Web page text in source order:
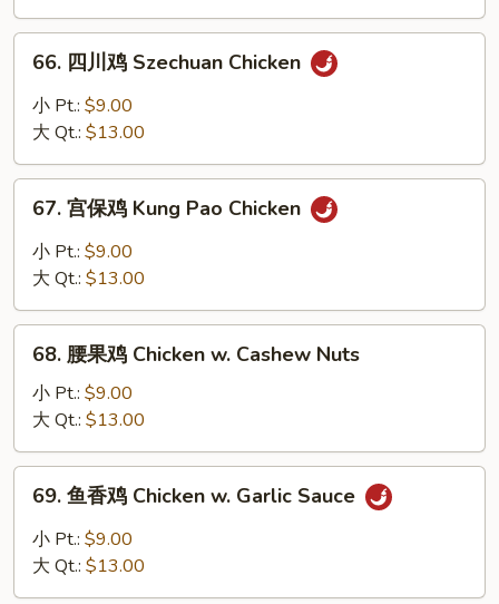
Chicken
66.
Chicken
66. 四川鸡 Szechuan Chicken
小 Pt.: $9.00
大 Qt.: $13.00
67.
Pao
Chicken
67. 宫保鸡 Kung Pao Chicken
小 Pt.: $9.00
大 Qt.: $13.00
68.
Chicken
w.
Cashew
Nuts
68. 腰果鸡 Chicken w. Cashew Nuts
小 Pt.: $9.00
大 Qt.: $13.00
69.
69. 鱼香鸡 Chicken w. Garlic Sauce
小 Pt.: $9.00
大 Qt.: $13.00